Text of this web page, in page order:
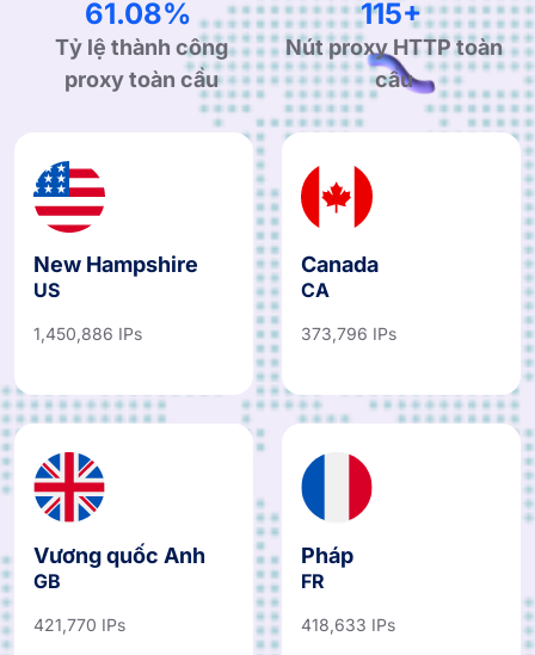
99.90%
Tỷ lệ thành công
proxy toàn cầu
190+
Nút proxy HTTP toàn
cầu
New Hampshire
US
1,450,886 IPs
Canada
CA
373,796 IPs
Vương quốc Anh
GB
421,770 IPs
Pháp
FR
418,633 IPs